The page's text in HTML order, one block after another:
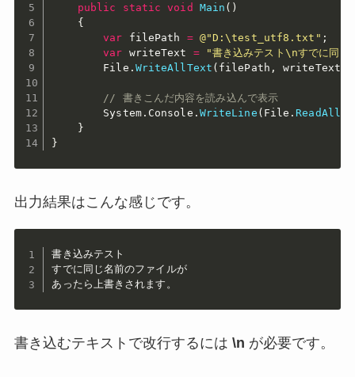
public
static void Main ( )
{
var filePath = @"D:\test_utf8.txt" ;
var writeText =
"書き込みテスト\nすでに同じ
        File
. WriteAllText ( filePath , writeText
// 書きこんだ内容を読み込んで表示
        System
. Console . WriteLine ( File .
}
}
出力結果はこんな感じです。
書き込みテスト
すでに同じ名前のファイルが
あったら上書きされます。
書き込むテキストで改行するには \n が必要です。